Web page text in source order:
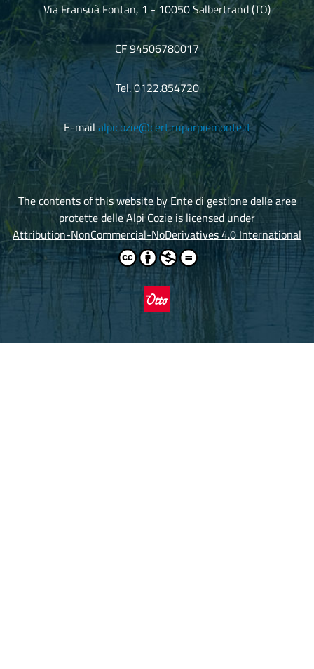
Via Fransuà Fontan, 1 - 10050 Salbertrand (TO)
CF 94506780017
Tel. 0122.854720
E-mail alpicozie@cert.ruparpiemonte.it
The contents of this websiteby Ente di gestione delle aree
protette delle Alpi Cozieis licensed under
Attribution-NonCommercial-NoDerivatives 4.0 International